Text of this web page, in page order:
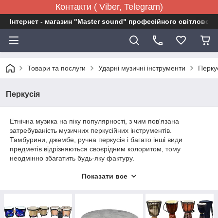
Контакти ( Viber, Telegram)
Інтернет - магазин "Master sound" професійного
Товари та послуги Ударні музичні інструменти
Перкусія
Етнічна музика на піку популярності, з чим пов'язана
затребуваність музичних перкусійних інструментів.
Тамбурини, джембе, ручна перкусія і багато інші види
предметів відрізняються своєрідним колоритом, тому
неодмінно збагатить будь-яку фактуру.
інструментів даної групи, що допоможе вибрати підходящий
звуковысотностью звучання, частина забезпечує виключно
шумовий ефект.
Показати все